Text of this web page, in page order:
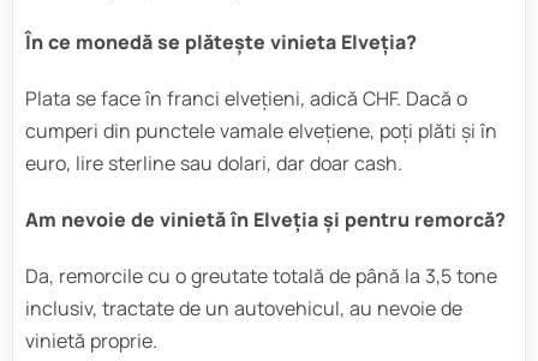
În ce monedă se plătește vinieta Elveția?
Plata se face în franci elvețieni, adică CHF. Dacă o
cumperi din punctele vamale elvețiene, poți plăti și în
euro, lire sterline sau dolari, dar doar cash.
Am nevoie de vinietă în Elveția și pentru remorcă?
Da, remorcile cu o greutate totală de până la 3,5 tone
inclusiv, tractate de un autovehicul, au nevoie de
vinietă proprie.